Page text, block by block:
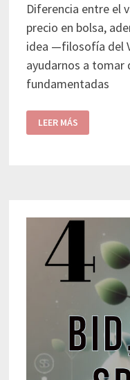
Diferencia entre el
precio en bolsa,
idea —filosofía del
ayudarnos a tomar
fundamentadas
LEER MÁS